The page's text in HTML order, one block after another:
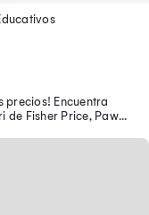
precios! Encuentra
de Fisher Price, Paw